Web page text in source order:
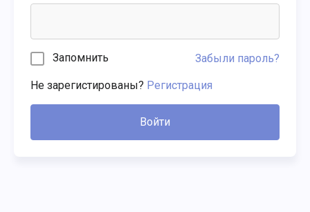
Запомнить Забыли пароль?
Не зарегистированы? Регистрация